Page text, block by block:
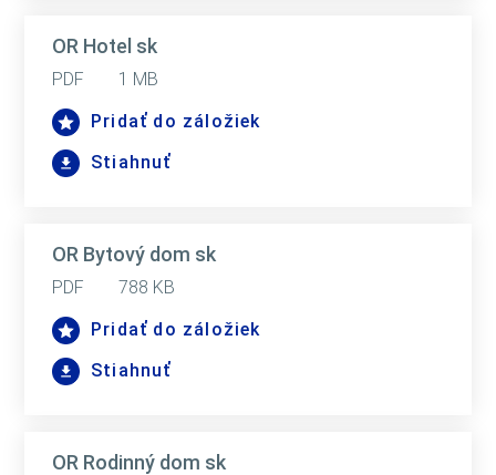
OR Hotel sk
PDF
1 MB
Pridať do záložiek
Stiahnuť
OR Bytový dom sk
PDF
788 KB
Pridať do záložiek
Stiahnuť
OR Rodinný dom sk